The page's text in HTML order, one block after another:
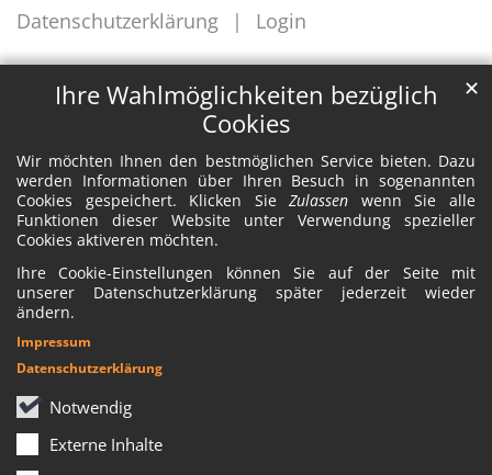
Ihre Wahlmöglichkeiten bezüglich
Cookies
Wir möchten Ihnen den bestmöglichen Service bieten. Dazu
werden Informationen über Ihren Besuch in sogenannten
Cookies gespeichert. Klicken SieZulassen wenn Sie alle
Funktionen dieser Website unter Verwendung spezieller
Cookies aktiveren möchten.
Ihre Cookie-Einstellungen können Sie auf der Seite mit
unserer Datenschutzerklärung später jederzeit wieder
ändern.
Notwendig
Externe Inhalte
✕
Impressum
Datenschutzerklärung
Datenschutzerklärung
Login